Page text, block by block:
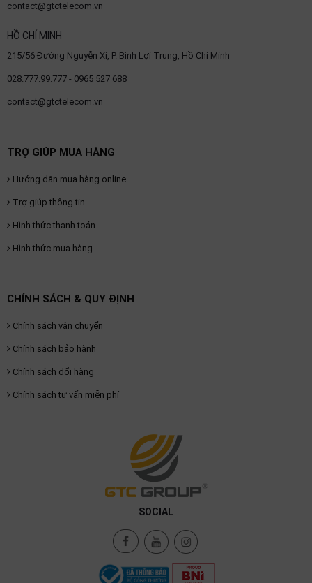
contact@gtctelecom.vn
HỒ CHÍ MINH
215/56 Đường Nguyễn Xí, P. Bình Lợi Trung, Hồ Chí Minh
028.777.99.777 - 0965 527 688
contact@gtctelecom.vn
TRỢ GIÚP MUA HÀNG
Hướng dẫn mua hàng online
Trợ giúp thông tin
Hình thức thanh toán
Hình thức mua hàng
CHÍNH SÁCH & QUY ĐỊNH
Chính sách vận chuyển
Chính sách bảo hành
Chính sách đổi hàng
Chính sách tư vấn miễn phí
SOCIAL